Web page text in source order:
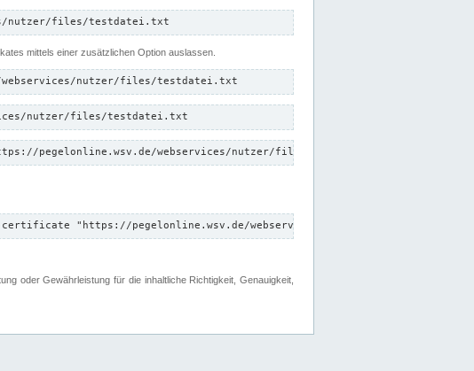
nutzer/files/testdatei.txt
mittels einer zusätzlichen Option auslassen.
nutzer/files/testdatei.txt
nutzer/files/testdatei.txt
pegelonline.wsv.de/webservices/nutzer/files/testdatei.txt"
"https://pegelonline.wsv.de/webservices/nutzer/files"
oder Gewährleistung für die inhaltliche Richtigkeit, Genauigkeit,